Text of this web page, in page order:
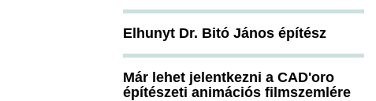
Elhunyt Dr. Bitó János építész
Már lehet jelentkezni a CAD'oro
építészeti animációs filmszemlére